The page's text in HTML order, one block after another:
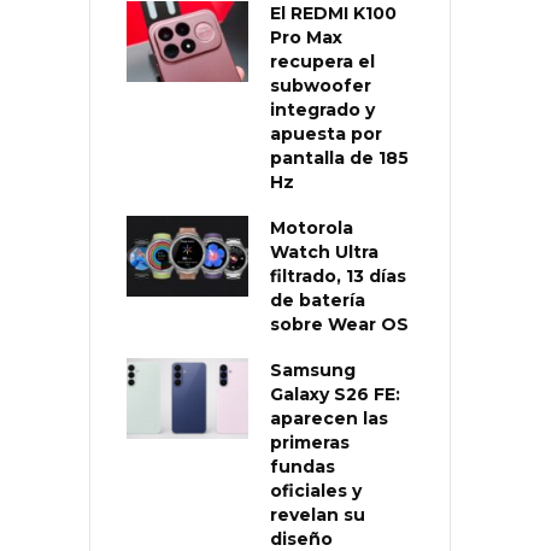
El REDMI K100
Pro Max
recupera el
subwoofer
integrado y
apuesta por
pantalla de 185
Hz
Motorola
Watch Ultra
filtrado, 13 días
de batería
sobre Wear OS
Samsung
Galaxy S26 FE:
aparecen las
primeras
fundas
oficiales y
revelan su
diseño